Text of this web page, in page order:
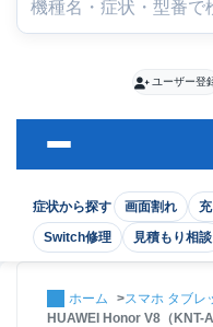
症状から探す 画面割れ
Switch修理
見積もり相談
ユーザー登
ホーム スマホ タブレ
HUAWEI Honor V8（KNT-